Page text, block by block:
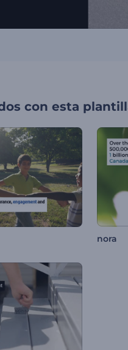
con esta
nora